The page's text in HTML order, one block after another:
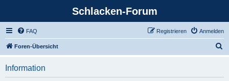
Schlacken-Forum
FAQ Anmelden
Registrieren
Foren-Übersicht
Information